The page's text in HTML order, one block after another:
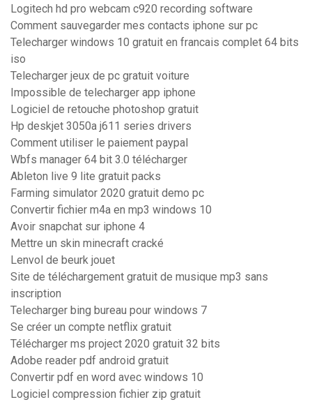
Logitech hd pro webcam c920 recording software
Comment sauvegarder mes contacts iphone sur pc
Telecharger windows 10 gratuit en francais complet 64 bits
iso
Telecharger jeux de pc gratuit voiture
Impossible de telecharger app iphone
Logiciel de retouche photoshop gratuit
Hp deskjet 3050a j611 series drivers
Comment utiliser le paiement paypal
Wbfs manager 64 bit 3.0 télécharger
Ableton live 9 lite gratuit packs
Farming simulator 2020 gratuit demo pc
Convertir fichier m4a en mp3 windows 10
Avoir snapchat sur iphone 4
Mettre un skin minecraft cracké
Lenvol de beurk jouet
Site de téléchargement gratuit de musique mp3 sans
inscription
Telecharger bing bureau pour windows 7
Se créer un compte netflix gratuit
Télécharger ms project 2020 gratuit 32 bits
Adobe reader pdf android gratuit
Convertir pdf en word avec windows 10
Logiciel compression fichier zip gratuit